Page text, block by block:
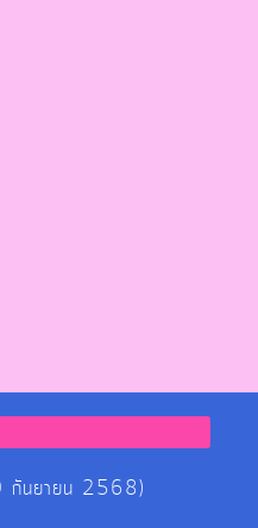
กันยายน 2568)